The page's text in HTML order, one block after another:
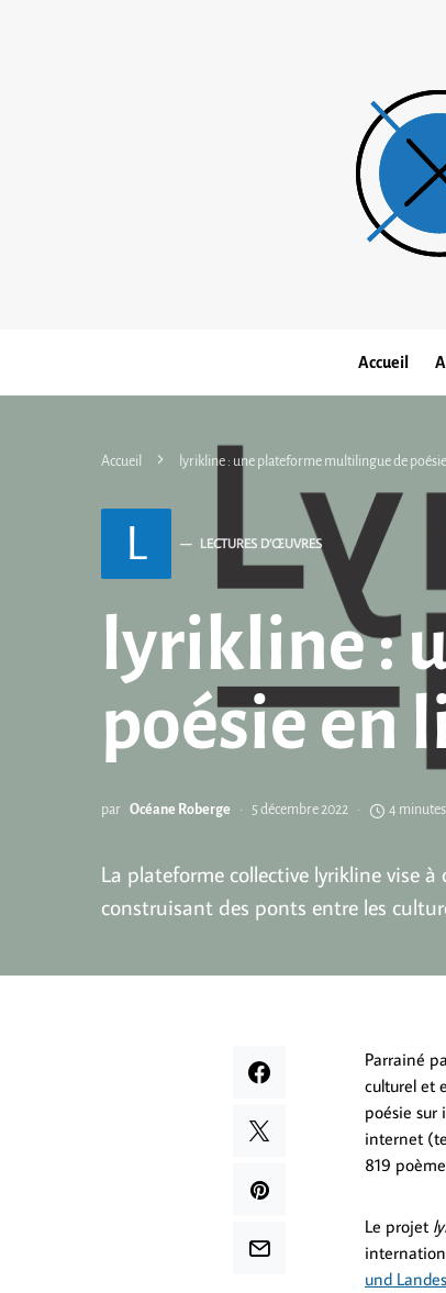
Accueil
Accueil lyrikline : une plateforme multilingue de
L LECTURES D’ŒUVRES
lyrikline :
poésie en
par Océane Roberge 5 décembre 2022 4
La plateforme collective lyrikline vise
construisant des ponts entre les
Parrainé
culturel et
poésie sur
internet
819
Le projet
und